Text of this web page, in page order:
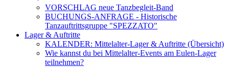
VORSCHLAG neue Tanzbegleit-Band
BUCHUNGS-ANFRAGE - Historische
Tanzauftrittsgruppe "SPEZZATO"
Lager & Auftritte
KALENDER: Mittelalter-Lager & Auftritte (Übersicht)
Wie kannst du bei Mittelalter-Events am Eulen-Lager
teilnehmen?